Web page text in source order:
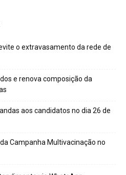
o extravasamento da rede de
e renova composição da
aos candidatos no dia 26 de
Campanha Multivacinação no